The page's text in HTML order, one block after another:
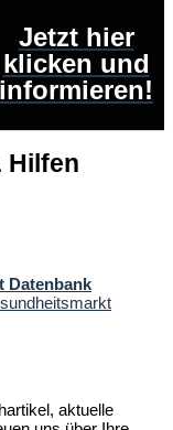
Jetzt hier
klicken und
informieren!
Hilfen
Datenbank
aktuelle